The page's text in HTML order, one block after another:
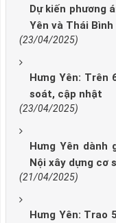
Dự kiến phương
Yên và Thái Bình
(23/04/2025)
Hưng Yên: Trên
soát, cập nhật
(23/04/2025)
Hưng Yên dành
Nội xây dựng cơ
(21/04/2025)
Hưng Yên: Trao